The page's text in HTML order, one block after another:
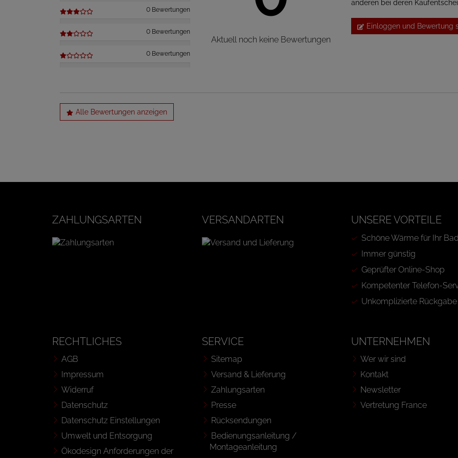
0 Bewertungen
0 Bewertungen
0 Bewertungen
Aktuell noch keine Bewertungen
anderen bei deren
Einloggen und Bewertung
Alle Bewertungen anzeigen
ZAHLUNGSARTEN VERSANDARTEN UNSERE VORTEILE
Schöne Wärme für Ihr Bad
Immer günstig
Geprüfter Online-Shop
Kompetenter Telefon-
Unkomplizierte Rückgabe
RECHTLICHES
AGB
Impressum
Widerruf
Datenschutz
Datenschutz Einstellungen
Umwelt und Entsorgung
Ökodesign Anforderungen der
SERVICE
Sitemap
Versand & Lieferung
Zahlungsarten
Presse
Rücksendungen
Bedienungsanleitung /
Montageanleitung
UNTERNEHMEN
Wer wir sind
Kontakt
Newsletter
Vertretung France